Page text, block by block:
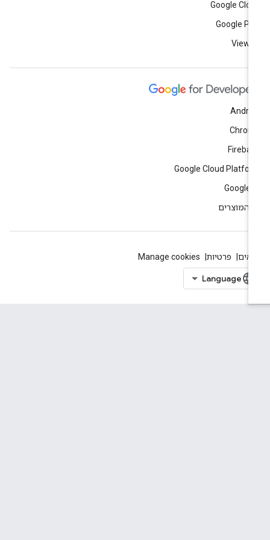
Google
Google
View
Google Cloud
Google
המוצרים
פרטיות Manage cookies